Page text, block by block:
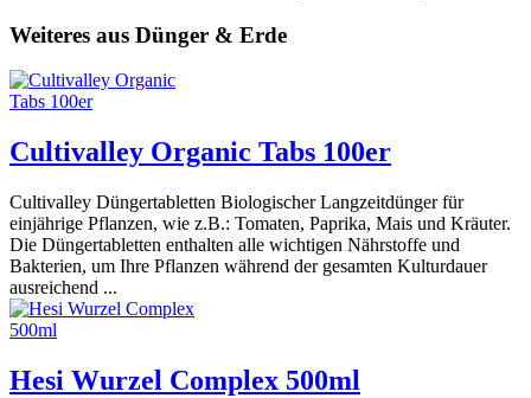
Weiteres aus Dünger & Erde
Cultivalley Organic Tabs 100er
Cultivalley Düngertabletten Biologischer Langzeitdünger für
einjährige Pflanzen, wie z.B.: Tomaten, Paprika, Mais und Kräuter.
Die Düngertabletten enthalten alle wichtigen Nährstoffe und
Bakterien, um Ihre Pflanzen während der gesamten Kulturdauer
ausreichend ...
Hesi Wurzel Complex 500ml